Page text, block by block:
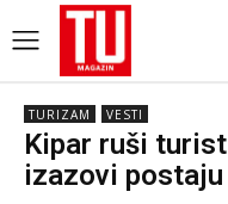
TURIZAM VESTI
Kipar ruši
izazovi postaju